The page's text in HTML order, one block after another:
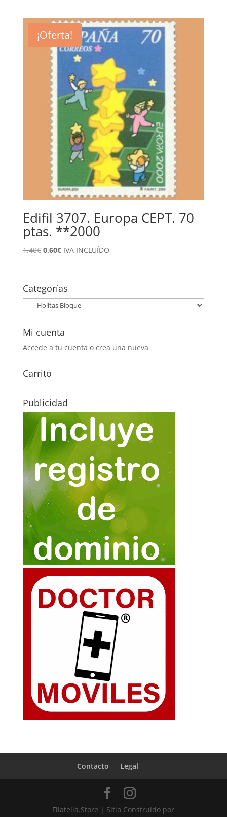
era:
2,20€.
es:
1,10€.
¡Oferta!
Edifil 3707. Europa CEPT. 70
ptas. **2000
1,40€ El
era:
1,40€.
0,60€El
es:
0,60€.
IVA INCLUÍDO
Categorías
Mi cuenta
Accede a tu cuenta o crea una nueva
Carrito
Publicidad
Contacto Legal
Filatelia.Store | Sitio Construido por